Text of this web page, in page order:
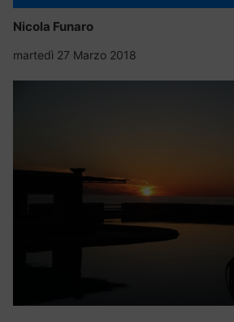
Nicola Funaro
martedì 27 Marzo 2018